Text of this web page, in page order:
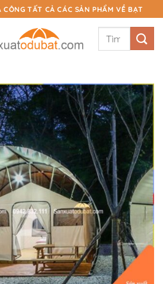
CÔNG TẤT CẢ CÁC SẢN PHẨM VỀ BẠT
Tìm